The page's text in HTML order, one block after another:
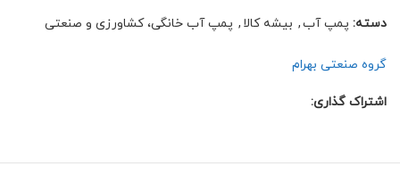
دسته: پمپ آب, بیشه کالا , پمپ آب خانگی، کشاورزی و صنعتی
گروه صنعتی بهرام
اشتراک گذاری: